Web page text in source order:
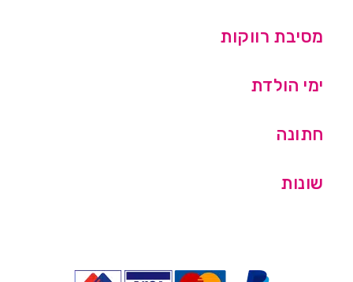
מסיבת רווקות
ימי הולדת
חתונה
שונות